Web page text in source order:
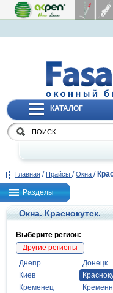
КАТАЛОГ
Главная / Прайсы / Окна /
Разделы
Окна. Краснокутск.
Выберите регион:
Другие регионы
Днепр
Донецк
Киев
Кременец